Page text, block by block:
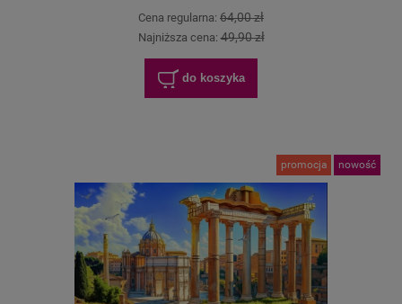
Cena regularna: 64,00 zł
Najniższa cena:49,90 zł
do koszyka
promocja nowość